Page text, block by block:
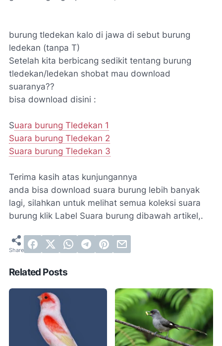
burung tledekan kalo di jawa di sebut burung
ledekan (tanpa T)
Setelah kita berbicang sedikit tentang burung
tledekan/ledekan shobat mau download
suaranya??
bisa download disini :
Suara burung Tledekan 1
Suara burung Tledekan 2
Suara burung Tledekan 3
Terima kasih atas kunjungannya
anda bisa download suara burung lebih banyak
lagi, silahkan untuk melihat semua koleksi suara
burung klik Label Suara burung dibawah artikel,.
Related Posts